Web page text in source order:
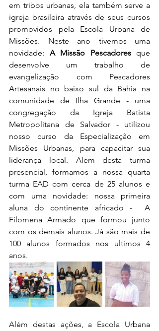
em tribos urbanas, ela também serve a
igreja brasileira através de seus cursos
promovidos pela Escola Urbana de
Missões. Neste ano tivemos uma
novidade: A Missão Pescadores que
desenvolve um trabalho de
evangelização com Pescadores
Artesanais no baixo sul da Bahia na
comunidade de Ilha Grande - uma
congregação da Igreja Batista
Metropolitana de Salvador - utilizou
nosso curso da Especialização em
Missões Urbanas, para capacitar sua
liderança local. Alem desta turma
presencial, formamos a nossa quarta
turma EAD com cerca de 25 alunos e
com uma novidade: nossa primeira
aluna do continente africado -  A
Filomena Armado que formou junto
com os demais alunos. Já são mais de
100 alunos formados nos ultimos 4
anos.
Além destas ações, a Escola Urbana